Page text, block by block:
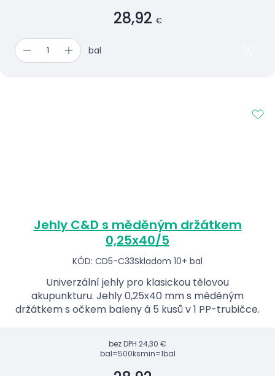
28,92 €
bal
Jehly C&D s měděným držátkem
0,25x40/5
KÓD: CD5-C33Skladom 10+ bal
Univerzální jehly pro klasickou tělovou
akupunkturu. Jehly 0,25x40 mm s měděným
držátkem s očkem baleny á 5 kusů v 1 PP-trubičce.
bez DPH 24,30 €
bal=500ksmin=1bal